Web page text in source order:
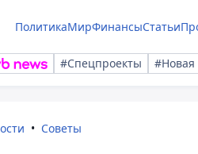
ПолитикаМирФинансыСтатьи
#Спецпроекты #Новая
Советы